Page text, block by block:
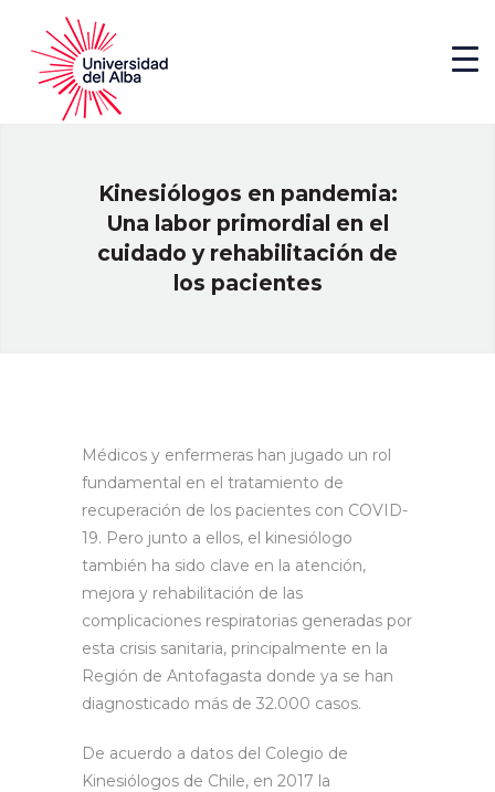
Kinesiólogos en pandemia:
Una labor primordial en el
cuidado y rehabilitación de
los pacientes
Médicos y enfermeras han jugado un rol
fundamental en el tratamiento de
recuperación de los pacientes con COVID-
19. Pero junto a ellos, el kinesiólogo
también ha sido clave en la atención,
mejora y rehabilitación de las
complicaciones respiratorias generadas por
esta crisis sanitaria, principalmente en la
Región de Antofagasta donde ya se han
diagnosticado más de 32.000 casos.
De acuerdo a datos del Colegio de
Kinesiólogos de Chile, en 2017 la